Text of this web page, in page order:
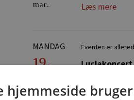
mar..
Læs mere
MANDAG
19.
Eventen er
hjemmeside